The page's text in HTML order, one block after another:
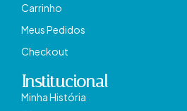
Carrinho
Meus Pedidos
Checkout
Institucional
Minha História